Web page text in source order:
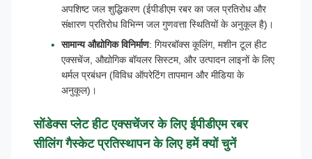
अपशिष्ट जल शुद्धिकरण (ईपीडीएम रबर का जल प्रतिरोध और
संक्षारण प्रतिरोध विभिन्न जल गुणवत्ता स्थितियों के अनुकूल है)।
सामान्य औद्योगिक विनिर्माण: गियरबॉक्स कूलिंग, मशीन टूल हीट
एक्सचेंज, औद्योगिक बॉयलर सिस्टम, और उत्पादन लाइनों के लिए
थर्मल प्रबंधन (विविध ऑपरेटिंग तापमान और मीडिया के
अनुकूल)।
सोंडेक्स प्लेट हीट एक्सचेंजर के लिए ईपीडीएम रबर
सीलिंग गैस्केट प्रतिस्थापन के लिए हमें क्यों चुनें